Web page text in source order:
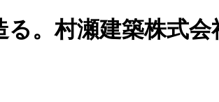
。村瀬建築株式会